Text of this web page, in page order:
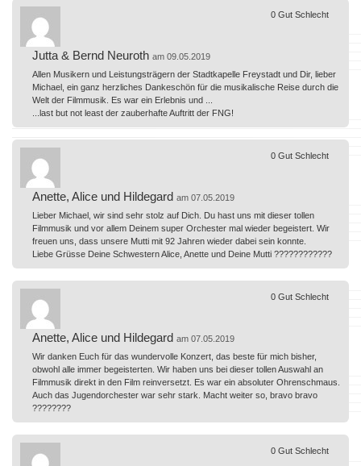
Jutta & Bernd Neuroth am 09.05.2019
Allen Musikern und Leistungsträgern der Stadtkapelle Freystadt und Dir, lieber
Michael, ein ganz herzliches Dankeschön für die musikalische Reise durch die
Welt der Filmmusik. Es war ein Erlebnis und ...
...last but not least der zauberhafte Auftritt der FNG!
0 Gut Schlecht
Anette, Alice und Hildegard am 07.05.2019
Lieber Michael, wir sind sehr stolz auf Dich. Du hast uns mit dieser tollen
Filmmusik und vor allem Deinem super Orchester mal wieder begeistert. Wir
freuen uns, dass unsere Mutti mit 92 Jahren wieder dabei sein konnte.
Liebe Grüsse Deine Schwestern Alice, Anette und Deine Mutti ????????????
0 Gut Schlecht
Anette, Alice und Hildegard am 07.05.2019
Wir danken Euch für das wundervolle Konzert, das beste für mich bisher,
obwohl alle immer begeisterten. Wir haben uns bei dieser tollen Auswahl an
Filmmusik direkt in den Film reinversetzt. Es war ein absoluter Ohrenschmaus.
Auch das Jugendorchester war sehr stark. Macht weiter so, bravo bravo
????????
0 Gut Schlecht
0 Gut Schlecht